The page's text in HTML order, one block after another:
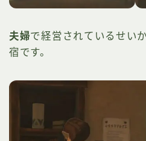
夫婦で経営されているせい
宿です。